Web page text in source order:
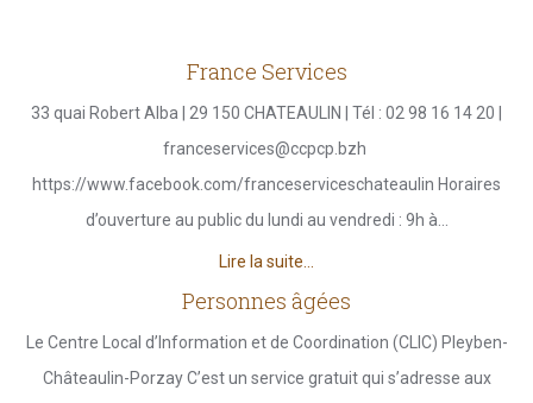
France Services
33 quai Robert Alba | 29 150 CHATEAULIN | Tél : 02 98 16 14 20 |
franceservices@ccpcp.bzh
https://www.facebook.com/franceserviceschateaulin Horaires
d’ouverture au public du lundi au vendredi : 9h à...
Lire la suite...
Personnes âgées
Le Centre Local d’Information et de Coordination (CLIC) Pleyben-
Châteaulin-Porzay C’est un service gratuit qui s’adresse aux